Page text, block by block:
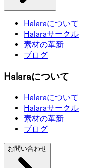
Halaraについて
Halaraサークル
素材の革新
ブログ
Halaraについて
Halaraについて
Halaraサークル
素材の革新
ブログ
お問い合わせ